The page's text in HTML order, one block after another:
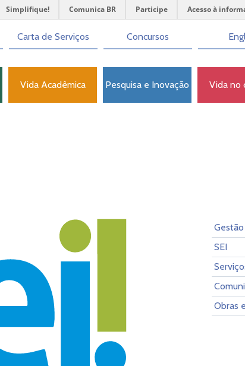
Simplifique! Comunica BR Participe Acesso à
Carta de Serviços Concursos
Vida Acadêmica Pesquisa e Inovação Vida no
SEI
Obras